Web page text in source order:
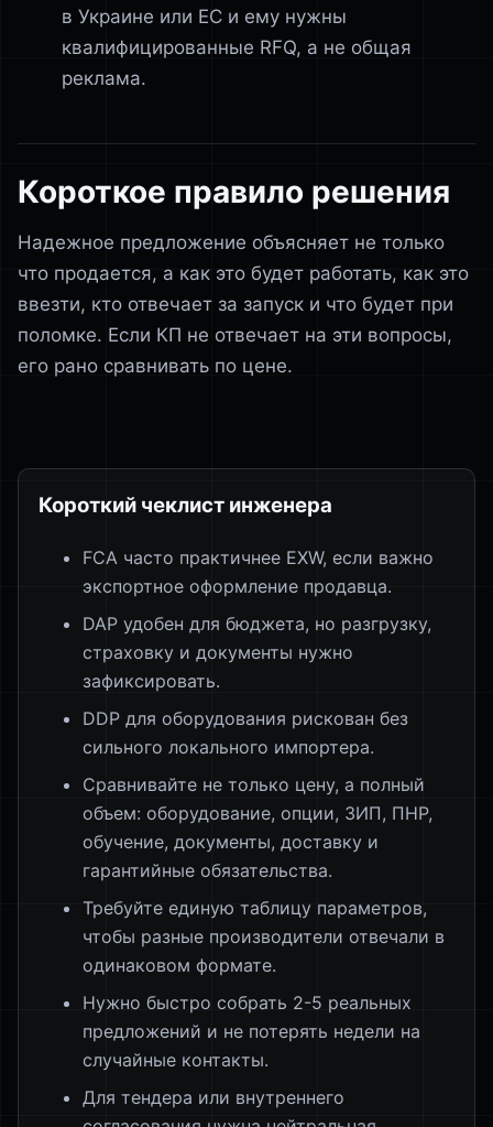
в Украине или ЕС и ему нужны
квалифицированные RFQ, а не общая
реклама.
Короткое правило решения
Надежное предложение объясняет не только
что продается, а как это будет работать, как это
ввезти, кто отвечает за запуск и что будет при
поломке. Если КП не отвечает на эти вопросы,
его рано сравнивать по цене.
Короткий чеклист инженера
FCA часто практичнее EXW, если важно
экспортное оформление продавца.
DAP удобен для бюджета, но разгрузку,
страховку и документы нужно
зафиксировать.
DDP для оборудования рискован без
сильного локального импортера.
Сравнивайте не только цену, а полный
объем: оборудование, опции, ЗИП, ПНР,
обучение, документы, доставку и
гарантийные обязательства.
Требуйте единую таблицу параметров,
чтобы разные производители отвечали в
одинаковом формате.
Нужно быстро собрать 2-5 реальных
предложений и не потерять недели на
случайные контакты.
Для тендера или внутреннего